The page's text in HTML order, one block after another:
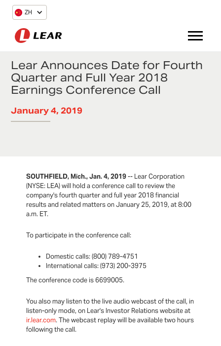
ZH
Lear Announces Date for Fourth
Quarter and Full Year 2018
Earnings Conference Call
January 4, 2019
SOUTHFIELD, Mich., Jan. 4, 2019-- Lear Corporation
(NYSE: LEA) will hold a conference call to review the
company's fourth quarter and full year 2018 financial
results and related matters on January 25, 2019, at 8:00
a.m. ET.
To participate in the conference call:
Domestic calls: (800) 789-4751
International calls: (973) 200-3975
The conference code is 6699005.
You also may listen to the live audio webcast of the call, in
listen-only mode, on Lear's Investor Relations website at
ir.lear.com. The webcast replay will be available two hours
following the call.